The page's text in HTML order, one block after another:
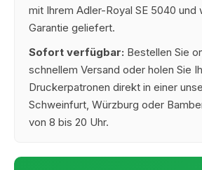
mit Ihrem Adler-Royal SE 5040 und
Garantie geliefert.
Sofort verfügbar: Bestellen Sie
schnellem Versand oder holen Sie
Druckerpatronen direkt in einer
Schweinfurt, Würzburg oder
von 8 bis 20 Uhr.